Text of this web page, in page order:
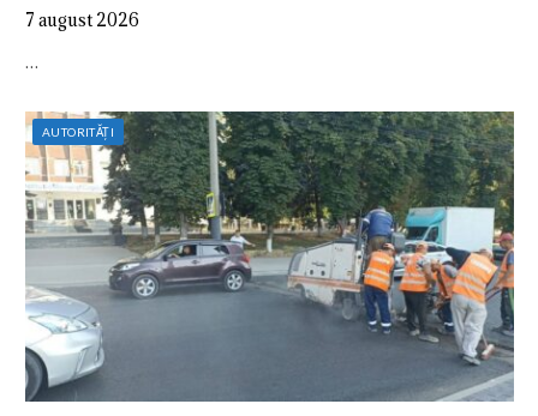
7 august 2026
…
AUTORITĂȚI